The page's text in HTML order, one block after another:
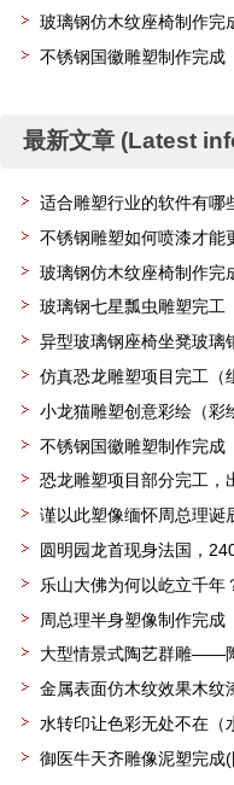
玻璃钢仿木纹座椅制作完
不锈钢国徽雕塑制作完成
最新文章 (Latest
适合雕塑行业的软件有哪
不锈钢雕塑如何喷漆才能
玻璃钢仿木纹座椅制作完
玻璃钢七星瓢虫雕塑完工
异型玻璃钢座椅坐凳玻璃
仿真恐龙雕塑项目完工（
小龙猫雕塑创意彩绘（彩
不锈钢国徽雕塑制作完成
恐龙雕塑项目部分完工，
谨以此塑像缅怀周总理诞
圆明园龙首现身法国，
乐山大佛为何以屹立千年
周总理半身塑像制作完成
大型情景式陶艺群雕——
金属表面仿木纹效果木纹
水转印让色彩无处不在（
御医牛天齐雕像泥塑完成